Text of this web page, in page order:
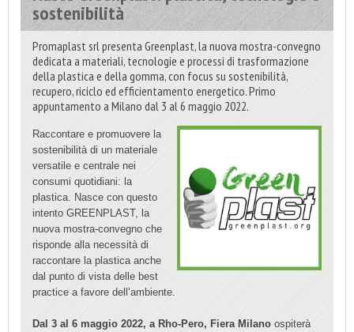
sostenibilità
Promaplast srl presenta Greenplast, la nuova mostra-convegno
dedicata a materiali, tecnologie e processi di trasformazione
della plastica e della gomma, con focus su sostenibilità,
recupero, riciclo ed efficientamento energetico. Primo
appuntamento a Milano dal 3 al 6 maggio 2022.
Raccontare e promuovere la
sostenibilità di un materiale
versatile e centrale nei
consumi quotidiani: la
plastica. Nasce con questo
intento GREENPLAST, la
nuova mostra-convegno che
risponde alla necessità di
raccontare la plastica anche
dal punto di vista delle best
practice a favore dell’ambiente.
Dal 3 al 6 maggio 2022, a Rho-Pero, Fiera Milano ospiterà